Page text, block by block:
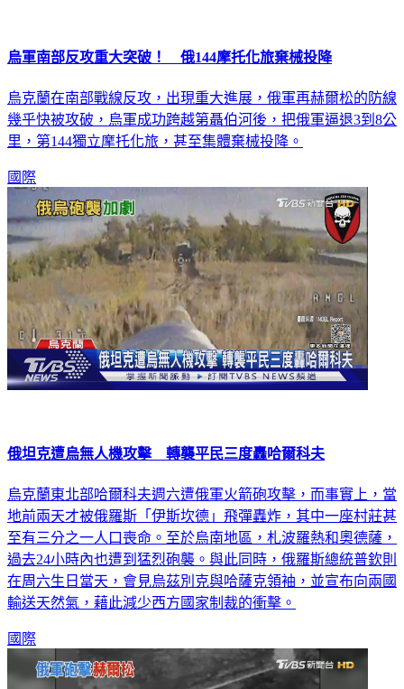
烏軍南部反攻重大突破！ 俄144摩托化旅棄械投降
烏克蘭在南部戰線反攻，出現重大進展，俄軍再赫爾松的防線
幾乎快被攻破，烏軍成功跨越第聶伯河後，把俄軍逼退3到8公
里，第144獨立摩托化旅，甚至集體棄械投降。
國際
俄坦克遭烏無人機攻擊 轉襲平民三度轟哈爾科夫
烏克蘭東北部哈爾科夫週六遭俄軍火箭砲攻擊，而事實上，當
地前兩天才被俄羅斯「伊斯坎德」飛彈轟炸，其中一座村莊甚
至有三分之一人口喪命。至於烏南地區，札波羅熱和奧德薩，
過去24小時內也遭到猛烈砲襲。與此同時，俄羅斯總統普欽則
在周六生日當天，會見烏茲別克與哈薩克領袖，並宣布向兩國
輸送天然氣，藉此減少西方國家制裁的衝擊。
國際